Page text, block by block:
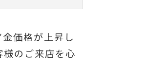
価格が上昇し
のご来店を心